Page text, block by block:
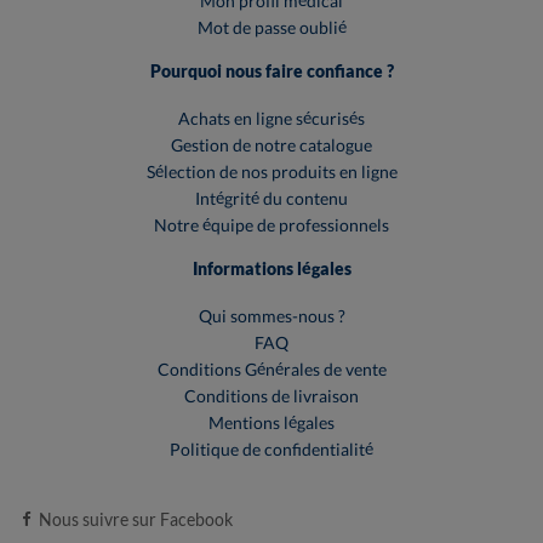
Mot de passe oublié
Pourquoi nous faire confiance ?
Achats en ligne sécurisés
Gestion de notre catalogue
Sélection de nos produits en ligne
Intégrité du contenu
Notre équipe de professionnels
Informations légales
Qui sommes-nous ?
FAQ
Conditions Générales de vente
Conditions de livraison
Mentions légales
Politique de confidentialité
Nous suivre sur Facebook